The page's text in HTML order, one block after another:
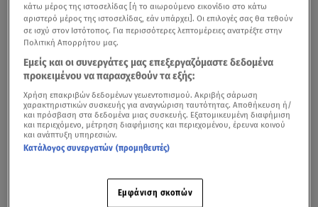
κάτω μέρος της ιστοσελίδας [ή το αιωρούμενο εικονίδιο στο κάτω
αριστερό μέρος της ιστοσελίδας, εάν υπάρχει]. Οι επιλογές σας θα τεθούν
σε ισχύ στον Ιστότοπος. Για περισσότερες λεπτομέρειες ανατρέξτε στην
Πολιτική Απορρήτου μας.
Εμείς και οι συνεργάτες μας επεξεργαζόμαστε δεδομένα
προκειμένου να παρασχεθούν τα εξής:
Χρήση επακριβών δεδομένων γεωεντοπισμού. Ακριβής σάρωση
χαρακτηριστικών συσκευής για αναγνώριση ταυτότητας. Αποθήκευση ή/
και πρόσβαση στα δεδομένα μιας συσκευής. Εξατομικευμένη διαφήμιση
και περιεχόμενο, μέτρηση διαφήμισης και περιεχομένου, έρευνα κοινού
και ανάπτυξη υπηρεσιών.
Κατάλογος συνεργατών (προμηθευτές)
Εμφάνιση σκοπών